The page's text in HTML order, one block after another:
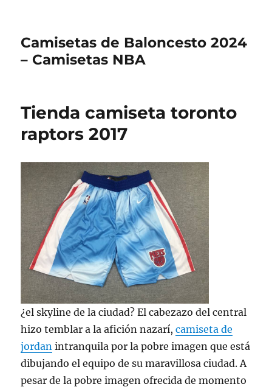
Camisetas de Baloncesto 2024
– Camisetas NBA
Tienda camiseta toronto
raptors 2017
¿el skyline de la ciudad? El cabezazo del central
hizo temblar a la afición nazarí,camiseta de
jordan intranquila por la pobre imagen que está
dibujando el equipo de su maravillosa ciudad. A
pesar de la pobre imagen ofrecida de momento